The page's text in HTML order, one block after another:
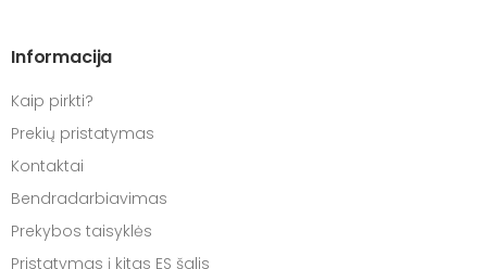
Informacija
Kaip pirkti?
Prekių pristatymas
Kontaktai
Bendradarbiavimas
Prekybos taisyklės
Pristatymas į kitas ES šalis